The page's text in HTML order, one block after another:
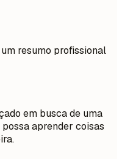
resumo profissional
em busca de uma
aprender coisas